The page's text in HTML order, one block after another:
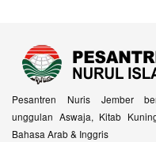
Pesantren Nuris Jember
unggulan Aswaja, Kitab
Bahasa Arab & Inggris